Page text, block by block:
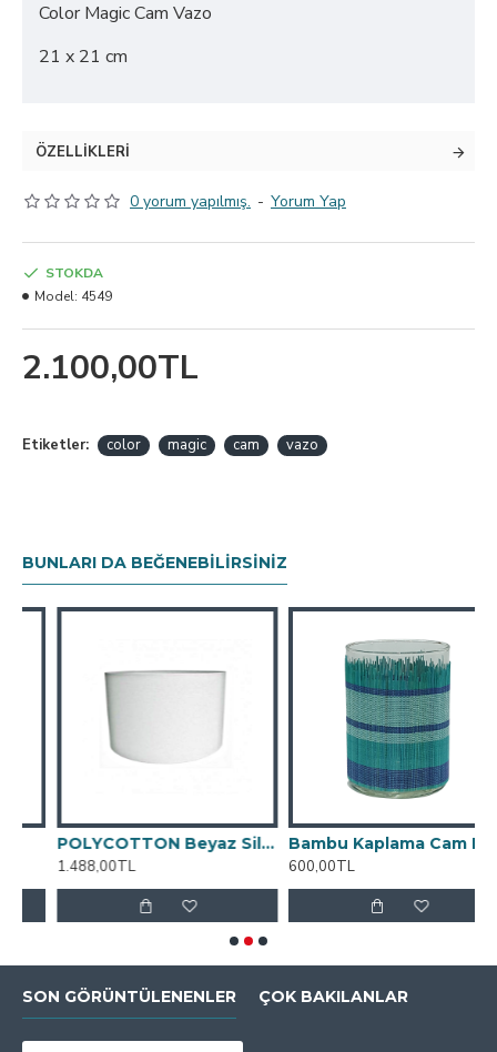
Color Magic Cam Vazo
21 x 21 cm
ÖZELLIKLERI
0 yorum yapılmış. - Yorum Yap
2.100,00TL
STOKDA
Model: 4549
Etiketler: color magic cam vazo
BUNLARI DA BEĞENEBILIRSINIZ
POLYCOTTON Beyaz Silindir Abajur Başlığı
1.488,00TL
Bambu Kaplama Cam Mumluk
600,00TL
SON GÖRÜNTÜLENENLER ÇOK BAKILANLAR